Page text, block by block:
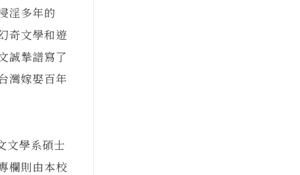
淫多年的
奇文學和遊
誠摯譜寫了
灣嫁娶百年
學系碩士
欄則由本校